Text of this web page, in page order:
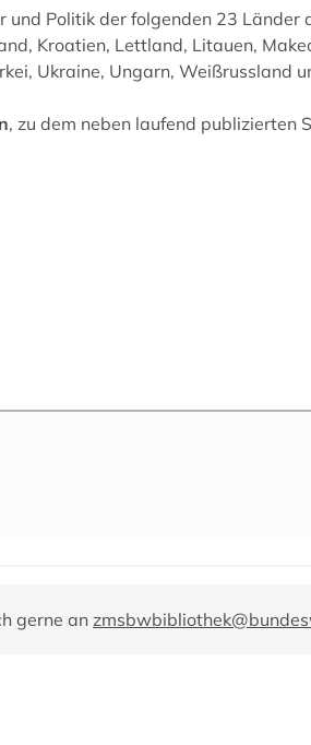
Politik der folgenden 23 Länder
Kroatien, Lettland, Litauen,
Ukraine, Ungarn, Weißrussland
, zu dem neben laufend
gerne an